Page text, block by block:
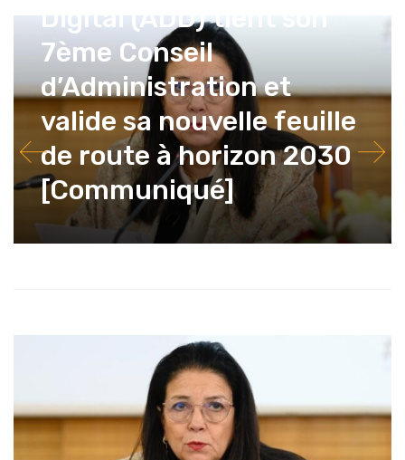
Digital (ADD) tient son
7ème Conseil
d’Administration et
valide sa nouvelle feuille
de route à horizon 2030
[Communiqué]